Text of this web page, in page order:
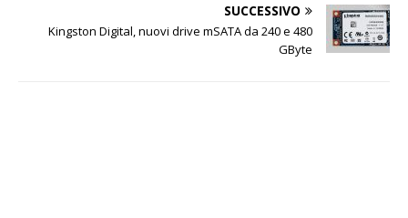
SUCCESSIVO
Kingston Digital, nuovi drive mSATA da 240 e 480
GByte